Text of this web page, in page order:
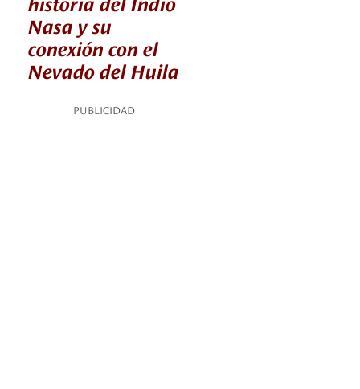
Nasa y su
conexión con el
Nevado del Huila
PUBLICIDAD